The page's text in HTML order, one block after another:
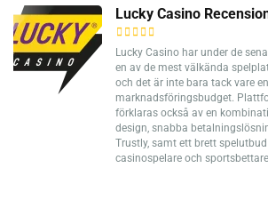
Lucky Casino
Lucky Casino har under de
en av de mest välkända
och det är inte bara tack vare
marknadsföringsbudget.
förklaras också av en
design, snabba
Trustly, samt ett brett
casinospelare och